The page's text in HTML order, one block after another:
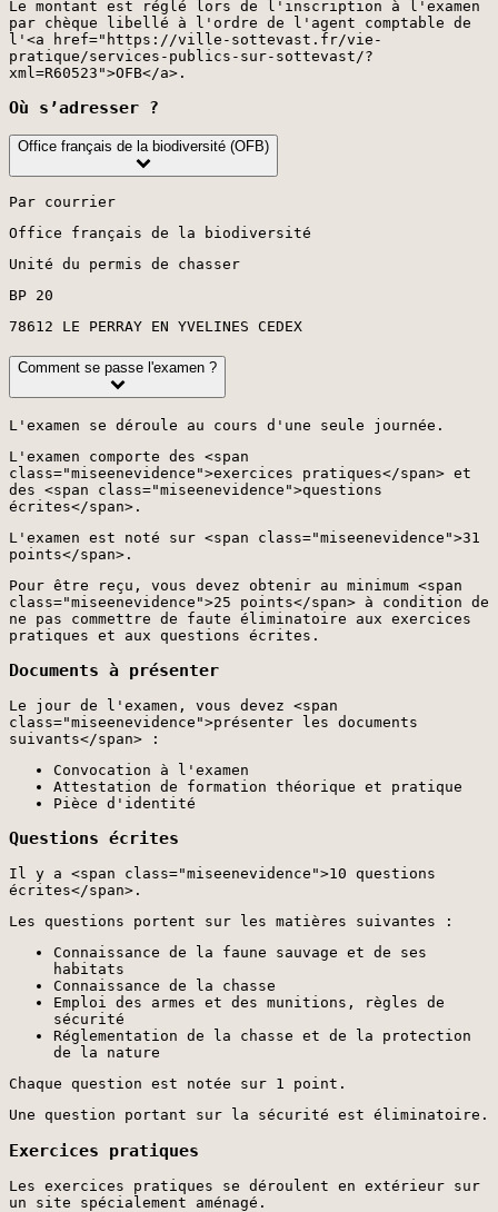
Le montant est réglé lors de l'inscription à l'examen
par chèque libellé à l'ordre de l'agent comptable de
l'<a href="https://ville-sottevast.fr/vie-
pratique/services-publics-sur-sottevast/?
xml=R60523">OFB</a>.
Où s’adresser ?
Office français de la biodiversité (OFB)
Par courrier
Office français de la biodiversité
Unité du permis de chasser
BP 20
78612 LE PERRAY EN YVELINES CEDEX
Comment se passe l'examen ?
L'examen se déroule au cours d'une seule journée.
L'examen comporte des <span
class="miseenevidence">exercices pratiques</span> et
des <span class="miseenevidence">questions
écrites</span>.
L'examen est noté sur <span class="miseenevidence">31
points</span>.
Pour être reçu, vous devez obtenir au minimum <span
class="miseenevidence">25 points</span> à condition de
ne pas commettre de faute éliminatoire aux exercices
pratiques et aux questions écrites.
Documents à présenter
Le jour de l'examen, vous devez <span
class="miseenevidence">présenter les documents
suivants</span> :
Convocation à l'examen
Attestation de formation théorique et pratique
Pièce d'identité
Questions écrites
Il y a <span class="miseenevidence">10 questions
écrites</span>.
Les questions portent sur les matières suivantes :
Connaissance de la faune sauvage et de ses
habitats
Connaissance de la chasse
Emploi des armes et des munitions, règles de
sécurité
Réglementation de la chasse et de la protection
de la nature
Chaque question est notée sur 1 point.
Une question portant sur la sécurité est éliminatoire.
Exercices pratiques
Les exercices pratiques se déroulent en extérieur sur
un site spécialement aménagé.